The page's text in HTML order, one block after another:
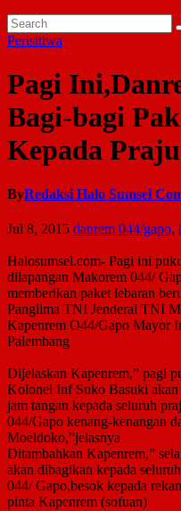
Perisitiwa
Pagi
Bagi-bagi
Kepada
ByRedaksi Halo Sumsel
Jul 8, 2015 danrem 044/gapo,
Halosumsel.com- Pagi ini
dilapangan Makorem 044/
memberikan paket lebaran
Panglima TNI Jenderal TNI
Kapenrem O44/Gapo Mayor
Palembang
Dijelaskan Kapenrem,” pagi
Kolonel Inf Suko Basuki akan
jam tangan kepada seluruh
044/Gapo kenang-kenangan
Moeldoko,”jelasnya
Ditambahkan Kapenrem,”
akan dibagikan kepada
044/ Gapo,besok kepada
pinta Kapenrem (sofuan)